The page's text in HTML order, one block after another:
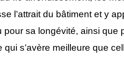
l’attrait du bâtiment et y
pour sa longévité, ainsi que
qui s’avère meilleure que